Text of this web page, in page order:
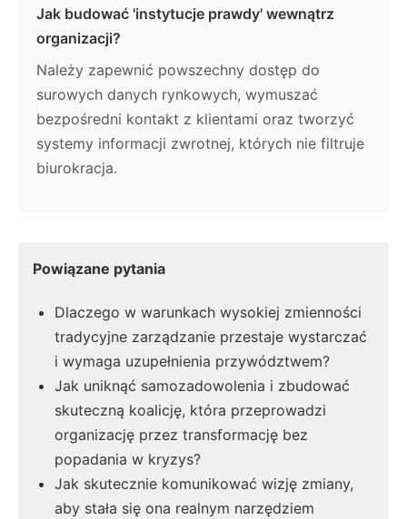
Jak budować 'instytucje prawdy' wewnątrz
organizacji?
Należy zapewnić powszechny dostęp do
surowych danych rynkowych, wymuszać
bezpośredni kontakt z klientami oraz tworzyć
systemy informacji zwrotnej, których nie filtruje
biurokracja.
Powiązane pytania
Dlaczego w warunkach wysokiej zmienności
tradycyjne zarządzanie przestaje wystarczać
i wymaga uzupełnienia przywództwem?
Jak uniknąć samozadowolenia i zbudować
skuteczną koalicję, która przeprowadzi
organizację przez transformację bez
popadania w kryzys?
Jak skutecznie komunikować wizję zmiany,
aby stała się ona realnym narzędziem